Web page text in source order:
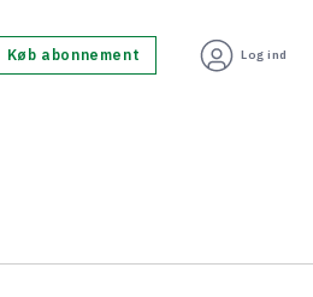
Køb abonnement Log ind